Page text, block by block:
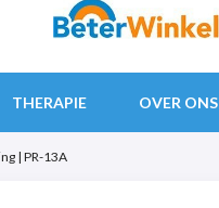
THERAPIE OVER ONS
| PR-13A